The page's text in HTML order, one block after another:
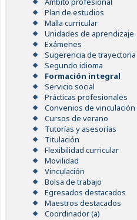
Plan de estudios
Malla curricular
Unidades de aprendizaje
Exámenes
Sugerencia de trayectoria
Segundo idioma
Formación integral
Servicio social
Prácticas profesionales
Convenios de
Cursos de verano
Tutorías y asesorías
Titulación
Flexibilidad curricular
Movilidad
Vinculación
Bolsa de trabajo
Egresados destacados
Maestros destacados
Coordinador (a)